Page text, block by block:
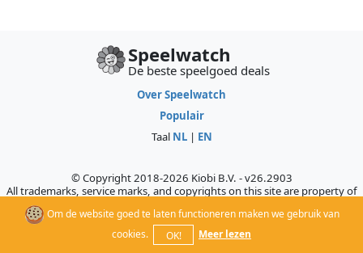
Om de website goed te laten functioneren maken we gebruik van
cookies.
OK! Meer lezen
Speelwatch
De beste speelgoed deals
Over Speelwatch
Populair
Taal NL| EN
© Copyright 2018-2026 Kiobi B.V. - v26.2903
All trademarks, service marks, and copyrights on this site are property of
their respective owners, who do not sponsor, authorize, or endorse this
site.